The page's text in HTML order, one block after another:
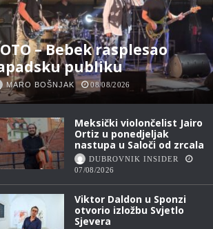
– Bebek rasplesao
publiku
MARO BOŠNJAK 08/08/2026
Meksički violončelist Jairo
Ortiz u ponedjeljak
nastupa u Saloči od zrcala
DUBROVNIK INSIDER
07/08/2026
Viktor Daldon u Sponzi
otvorio izložbu Svjetlo
Sjevera